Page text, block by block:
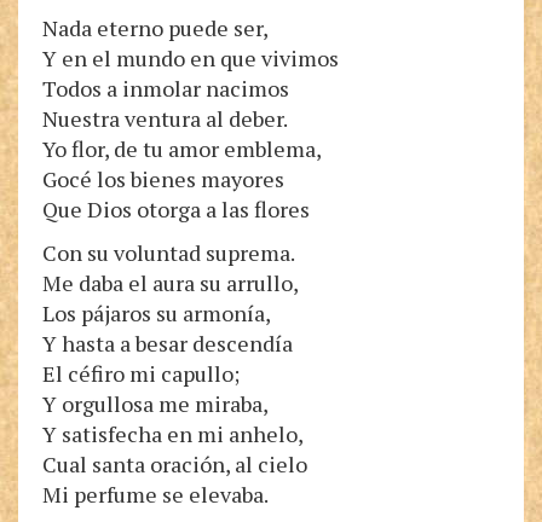
Nada eterno puede ser,
Y en el mundo en que vivimos
Todos a inmolar nacimos
Nuestra ventura al deber.
Yo flor, de tu amor emblema,
Gocé los bienes mayores
Que Dios otorga a las flores
Con su voluntad suprema.
Me daba el aura su arrullo,
Los pájaros su armonía,
Y hasta a besar descendía
El céfiro mi capullo;
Y orgullosa me miraba,
Y satisfecha en mi anhelo,
Cual santa oración, al cielo
Mi perfume se elevaba.